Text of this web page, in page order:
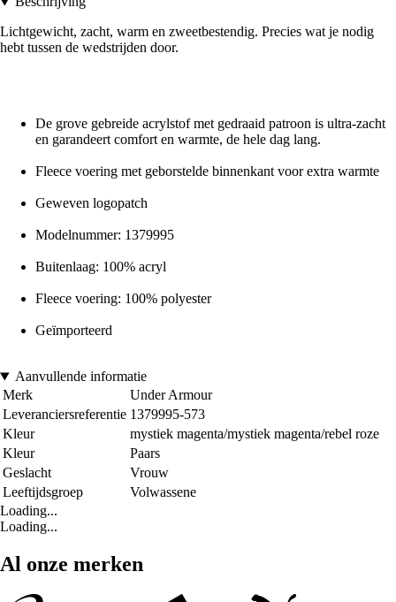
Lichtgewicht, zacht, warm en zweetbestendig. Precies wat je nodig
hebt tussen de wedstrijden door.
De grove gebreide acrylstof met gedraaid patroon is ultra-zacht
en garandeert comfort en warmte, de hele dag lang.
Fleece voering met geborstelde binnenkant voor extra warmte
Geweven logopatch
Modelnummer: 1379995
Buitenlaag: 100% acryl
Fleece voering: 100% polyester
Geïmporteerd
Aanvullende informatie
Merk
Under Armour
Leveranciersreferentie 1379995-573
Kleur
mystiek magenta/mystiek magenta/rebel roze
Kleur
Paars
Geslacht
Vrouw
Leeftijdsgroep
Volwassene
Loading...
Loading...
Al onze merken